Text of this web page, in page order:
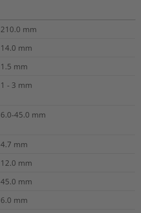
210.0 mm
14.0 mm
1.5 mm
1 - 3 mm
6.0-45.0 mm
4.7 mm
12.0 mm
45.0 mm
6.0 mm